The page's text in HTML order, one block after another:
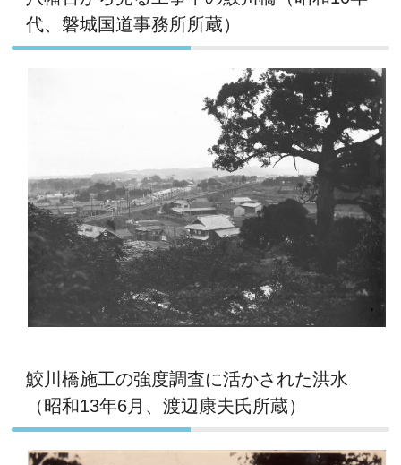
代、磐城国道事務所所蔵）
鮫川橋施工の強度調査に活かされた洪水
（昭和13年6月、渡辺康夫氏所蔵）